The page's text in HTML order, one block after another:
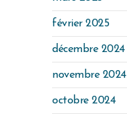
février 2025
décembre 2024
novembre 2024
octobre 2024